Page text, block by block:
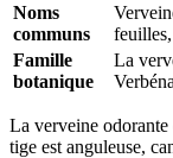
Noms
communs
Famille
botanique
La
La verveine odorante
tige est anguleuse,